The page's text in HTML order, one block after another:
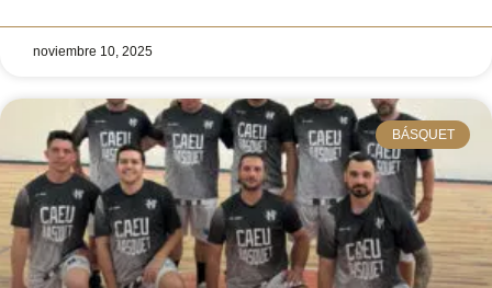
noviembre 10, 2025
BÁSQUET